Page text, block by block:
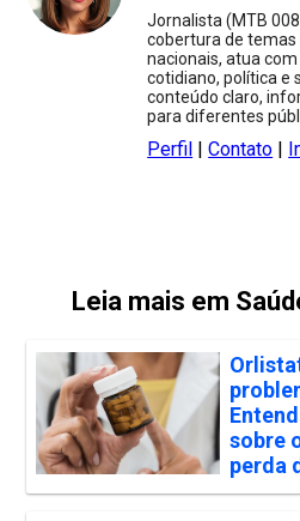
Jornalista (MTB
cobertura de temas
nacionais, atua
cotidiano, política e
conteúdo claro,
para diferentes
Perfil |Contato |
Leia mais em
sobre
perda